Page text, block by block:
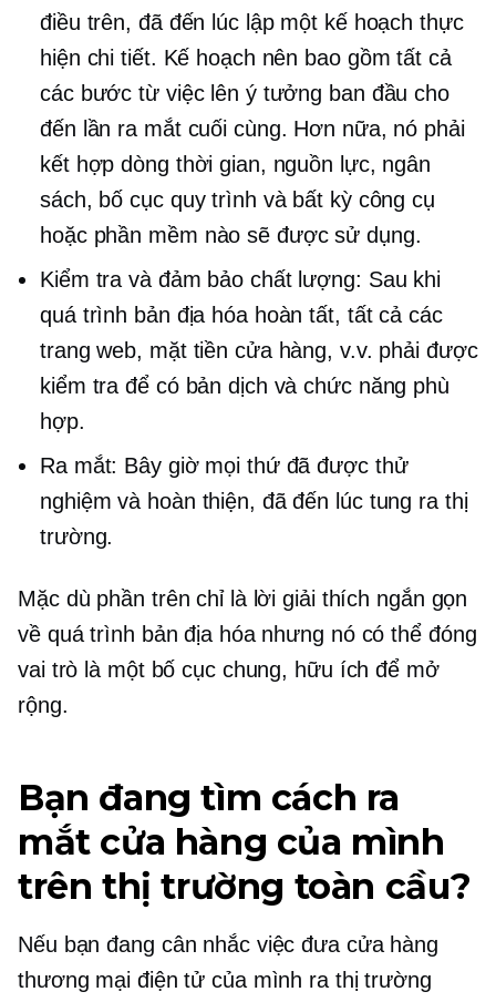
điều trên, đã đến lúc lập một kế hoạch thực
hiện chi tiết. Kế hoạch nên bao gồm tất cả
các bước từ việc lên ý tưởng ban đầu cho
đến lần ra mắt cuối cùng. Hơn nữa, nó phải
kết hợp dòng thời gian, nguồn lực, ngân
sách, bố cục quy trình và bất kỳ công cụ
hoặc phần mềm nào sẽ được sử dụng.
Kiểm tra và đảm bảo chất lượng: Sau khi
quá trình bản địa hóa hoàn tất, tất cả các
trang web, mặt tiền cửa hàng, v.v. phải được
kiểm tra để có bản dịch và chức năng phù
hợp.
Ra mắt: Bây giờ mọi thứ đã được thử
nghiệm và hoàn thiện, đã đến lúc tung ra thị
trường.
Mặc dù phần trên chỉ là lời giải thích ngắn gọn
về quá trình bản địa hóa nhưng nó có thể đóng
vai trò là một bố cục chung, hữu ích để mở
rộng.
Bạn đang tìm cách ra
mắt cửa hàng của mình
trên thị trường toàn cầu?
Nếu bạn đang cân nhắc việc đưa cửa hàng
thương mại điện tử của mình ra thị trường